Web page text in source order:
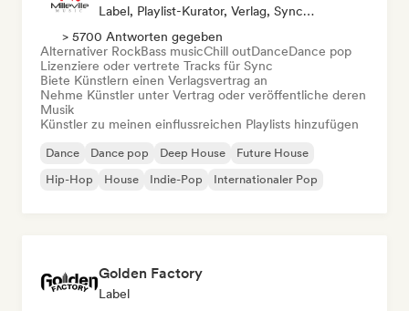
Label, Playlist-Kurator, Verlag, Sync Supervisor
> 5700 Antworten gegeben
Alternativer RockBass musicChill outDanceDance pop
Lizenziere oder vertrete Tracks für Sync
Biete Künstlern einen Verlagsvertrag an
Nehme Künstler unter Vertrag oder veröffentliche deren
Musik
Künstler zu meinen einflussreichen Playlists hinzufügen
Dance Dance pop Deep House
Future House
Hip-Hop
House Indie-Pop Internationaler Pop
Golden Factory
Label